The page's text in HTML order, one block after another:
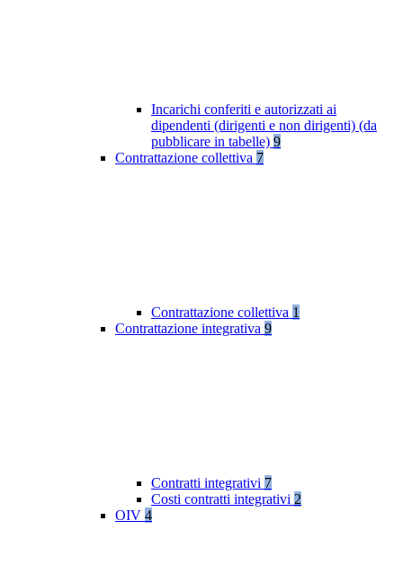
Incarichi conferiti e autorizzati ai
dipendenti (dirigenti e non dirigenti) (da
pubblicare in tabelle) 9
Contrattazione collettiva 7
Contrattazione collettiva 1
Contrattazione integrativa 9
Contratti integrativi 7
Costi contratti integrativi 2
OIV 4